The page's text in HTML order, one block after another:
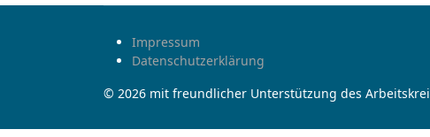
Impressum
Datenschutzerklärung
© 2026 mit freundlicher Unterstützung des